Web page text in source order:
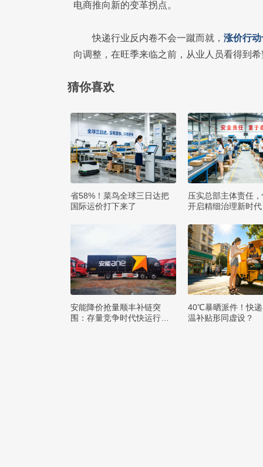
电商推向新的变革拐点。
快递行业反内卷不会一蹴而就， 涨价行
向调整，在旺季来临之前，从业人员看得到
猜你喜欢
省58%！菜鸟全球三日达把
国际运价打下来了
压实总部主体责任
开启精细治理新时代
安能降价抢量顺丰补链突
围：存量竞争时代快运行业
40℃暴晒派件！快
温补贴形同虚设？